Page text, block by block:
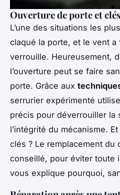
Ouverture de porte et
L’une des situations les
claqué la porte, et le vent a
verrouille. Heureusement,
l’ouverture peut se faire
porte. Grâce aux
serrurier expérimenté
précis pour déverrouiller la
l’intégrité du mécanisme.
clés ? Le remplacement du
conseillé, pour éviter toute
vous explique pourquoi,